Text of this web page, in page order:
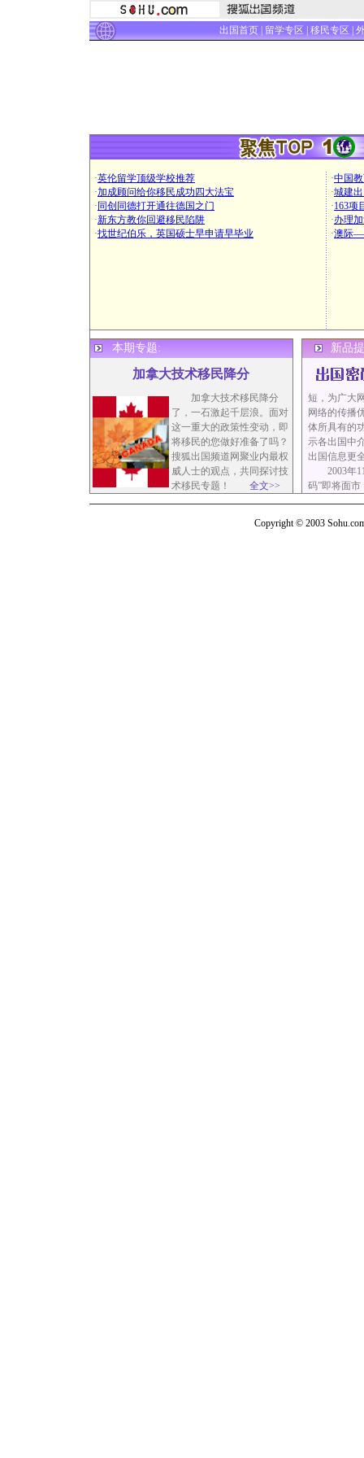
出国首页 留学专区 移民专区
·英伦留学顶级学校推荐
·加成顾问给你移民成功四大法宝
· 同创同德打开通往德国之门
·新东方教你回避移民陷阱
·找世纪伯乐，英国硕士早申请早毕业
·中国
·城建
·163项
·办理
·澳际
本期专题:
加拿大技术移民降分
加拿大技术移民降分
了，一石激起千层浪。面对
这一重大的政策性变动，即
将移民的您做好准备了吗？
搜狐出国频道网聚业内最权
威人士的观点，共同探讨技
术移民专题！
全文>>
新品
短，为广大
网络的传播
体所具有的
示各出国中
出国信息更
2003年11
码”即将面
Copyright © 2003